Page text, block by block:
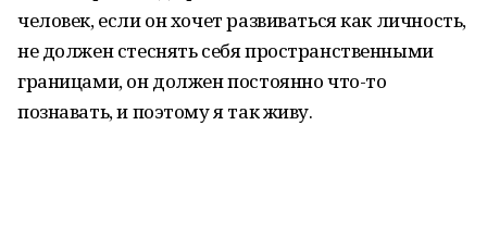
человек, если он хочет развиваться как личность,
не должен стеснять себя пространственными
границами, он должен постоянно что-то
познавать, и поэтому я так живу.